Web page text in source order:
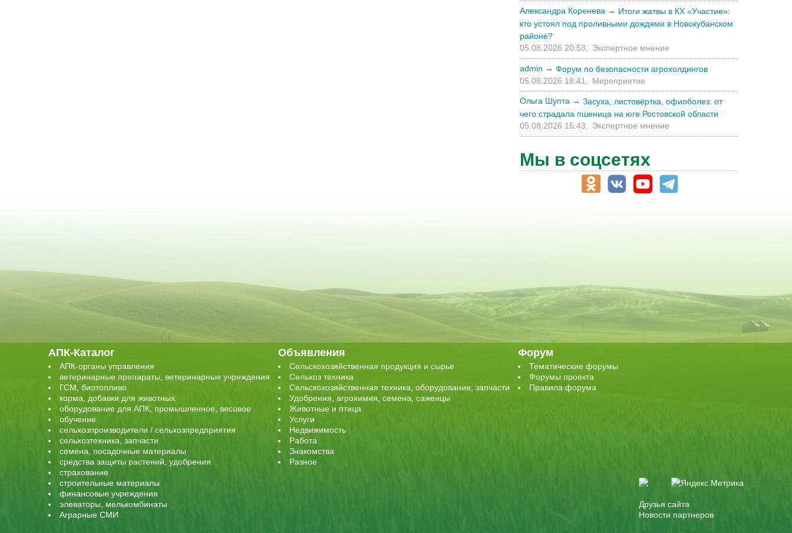
Александра Коренева → Итоги жатвы в КХ «Участие»:
кто устоял под проливными дождями в Новокубанском
районе?
05.08.2026 20:53,
Экспертное мнение
admin → Форум по безопасности агрохолдингов
05.08.2026 18:41,
Мероприятие
Ольга Шупта → Засуха, листовёртка, офиоболез: от
чего страдала пшеница на юге Ростовской области
05.08.2026 15:43,
Экспертное мнение
Мы в соцсетях
АПК-Каталог
АПК-органы управления
ветеринарные препараты, ветеринарные учреждения
ГСМ, биотопливо
корма, добавки для животных
оборудование для АПК, промышленное, весовое
обучение
сельхозпроизводители / сельхозпредприятия
сельхозтехника, запчасти
семена, посадочные материалы
средства защиты растений, удобрения
страхование
строительные материалы
финансовые учреждения
элеваторы, мелькомбинаты
Аграрные СМИ
Объявления
Сельскохозяйственная продукция и сырье
Сельхоз техника
Сельскохозяйственная техника, оборудование, запчасти
Удобрения, агрохимия, семена, саженцы
Животные и птица
Услуги
Недвижимость
Работа
Знакомства
Разное
Форум
Тематические форумы
Форумы проекта
Правила форума
Друзья сайта
Новости партнеров